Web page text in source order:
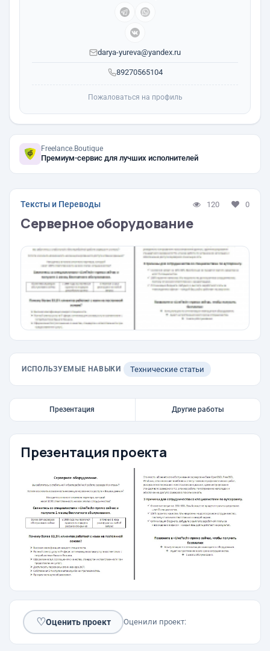
89270565104
darya-yureva@yandex.ru
Пожаловаться на профиль
Freelance.Boutique
Премиум-сервис для лучших исполнителей
Тексты и Переводы 120 0
Серверное оборудование
ИСПОЛЬЗУЕМЫЕ НАВЫКИ Технические статьи
Презентация Другие работы
Презентация проекта
♡Оценить проект Оценили проект: